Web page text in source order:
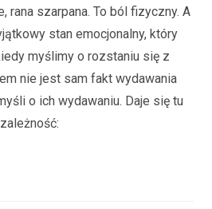
rana szarpana. To ból fizyczny. A
stan emocjonalny, który
myślimy o rozstaniu się z
nie jest sam fakt wydawania
o ich wydawaniu. Daje się tu